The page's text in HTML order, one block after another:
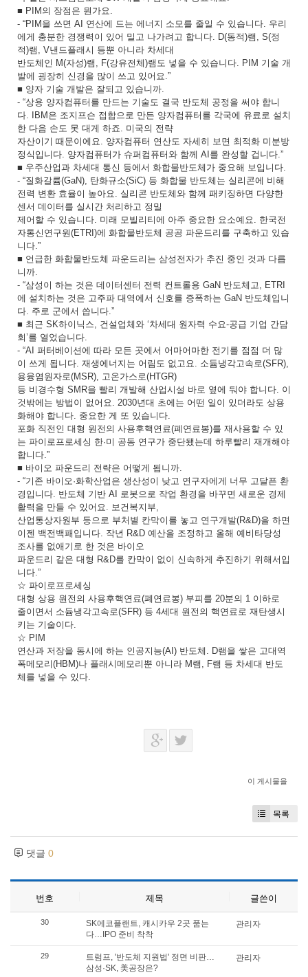
■ PIM의 장점은 뭔가요.
- “PIM을 쓰면 AI 연산에 드는 에너지 소모를 줄일 수 있습니다. 우리
에게 충분한 경쟁력이 있어 밀고 나가려고 합니다. D(동적)램, S(정
적)램, V낸드플래시 등뿐 아니라 차세대
반도체인 M(자성)램, F(강유전체)램도 넣을 수 있습니다. PIM 기술 개
발에 굉장히 신경을 많이 쓰고 있어요.”
■ 양자 기술 개발은 잘되고 있습니까.
- “상용 양자컴퓨터를 만드는 기술도 결국 반도체 공정을 써야 합니
다. IBM은 조지프슨 접합으로 만든 양자컴퓨터를 각국에 유료로 설치
한 다음 손도 못 대게 하죠. 미국의 전략
자산이기 때문이에요. 양자컴퓨터 연산도 자세히 보면 최적화 미분방
정식입니다. 양자컴퓨터가 슈퍼컴퓨터와 함께 AI를 완성할 겁니다.”
■ 우주산업과 차세대 통신 등에서 화합물반도체가 중요해 보입니다.
- “질화갈륨(GaN), 탄화규소(SiC) 등 화합물 반도체는 실리콘에 비해
전력 변환 효율이 높아요. 실리콘 반도체와 함께 패키징하면 다양한
센서 데이터를 실시간 처리하고 정밀
제어할 수 있습니다. 미래 모빌리티에 아주 중요한 요소예요. 한국전
자통신연구원(ETRI)에 화합물반도체 공공 파운드리를 구축하고 있습
니다.”
■ 언급한 화합물반도체 파운드리는 삼성전자가 추진 중인 것과 다릅
니까.
- “삼성이 하는 것은 데이터센터 전력 컨트롤용 GaN 반도체고, ETRI
에 설치하는 것은 고주파 대역에서 신호를 증폭하는 GaN 반도체입니
다. 주로 군에서 씁니다.”
■ 최근 SK하이닉스, 건설업체와 ‘차세대 원자력 수요-공급 기업 간담
회’를 열었습니다.
- “AI 퍼터베이션에 따라 모든 곳에서 어마어마한 전기를 점점 더 많
이 쓰게 됩니다. 재생에너지는 어림도 없고요. 소듐냉각고속로(SFR),
용융염원자로(MSR), 고온가스로(HTGR)
등 비경수형 SMR을 빨리 개발해 산업시설 바로 옆에 둬야 합니다. 이
것밖에는 방법이 없어요. 2030년대 초에는 어떤 일이 있더라도 상용
화해야 합니다. 중요한 게 또 있습니다.
포화 직전인 대형 원전의 사용후핵연료(폐연료봉)를 재사용할 수 있
는 파이로프로세싱 한·미 공동 연구가 중단됐는데 하루빨리 재개해야
합니다.”
■ 바이오 파운드리 전략은 어떻게 됩니까.
- “기존 바이오·화학산업은 생산성이 낮고 연구자에게 너무 고달픈 환
경입니다. 반도체 기반 AI 로봇으로 작업 환경을 바꾸면 새로운 경제
활력을 만들 수 있어요. 보건복지부,
산업통상자원부 등으로 부처별 칸막이를 놓고 연구개발(R&D)을 하면
이젠 백전백패입니다. 작년 R&D 예산을 조정하고 올해 예비타당성
조사를 없애기로 한 것은 바이오
파운드리 같은 대형 R&D를 칸막이 없이 신속하게 추진하기 위해서입
니다.”
☆ 파이로프로세싱
대형 상용 원전의 사용후핵연료(폐연료봉) 부피를 20분의 1 이하로
줄이면서 소듐냉각고속로(SFR) 등 4세대 원전의 핵연료로 재탄생시
키는 기술이다.
☆ PIM
연산과 저장을 동시에 하는 인공지능(AI) 반도체. D램을 쌓은 고대역
폭메모리(HBM)나 플래시메모리뿐 아니라 M램, F램 등 차세대 반도
체를 넣을 수 있다.
이 게시물을
목록
댓글 0
번호 제목 글쓴이
30
SK에코플랜트, 캐시카우 2곳 품는
다…IPO 준비 착착
관리자
29
트럼프, '반도체 지원법' 정면 비판…
삼성·SK, 美공장은?
관리자